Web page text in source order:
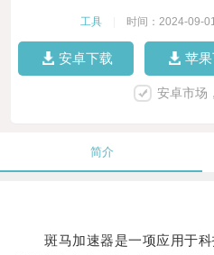
工具 时间：2024-09-
安卓下载 苹
安卓市场
简介
斑马加速器是一项应用于科